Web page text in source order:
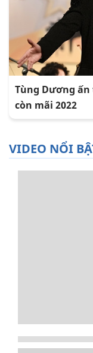
Tùng Dương
còn mãi 2022
VIDEO NỔI